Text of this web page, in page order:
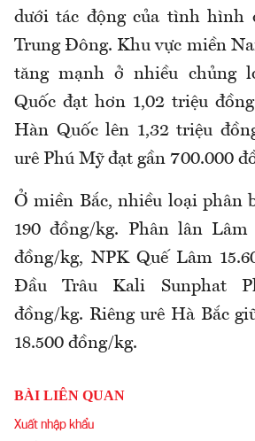
dưới tác động của tình
Trung Đông. Khu vực miền
tăng mạnh ở nhiều chủng
Quốc đạt hơn 1,02 triệu
Hàn Quốc lên 1,32 triệu
urê Phú Mỹ đạt gần 700.000
Ở miền Bắc, nhiều loại phân
190 đồng/kg. Phân lân Lâm
đồng/kg, NPK Quế Lâm
Đầu Trâu Kali Sunphat
đồng/kg. Riêng urê Hà Bắc
18.500 đồng/kg.
BÀI LIÊN QUAN
Xuất nhập khẩu